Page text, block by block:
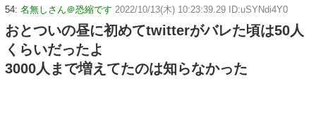
54: 名無しさん＠恐縮です 2022/10/13(木) 10:23:39.29 ID:uSYNdi4Y0
おとついの昼に初めてtwitterがバレた頃は50人
くらいだったよ
3000人まで増えてたのは知らなかった